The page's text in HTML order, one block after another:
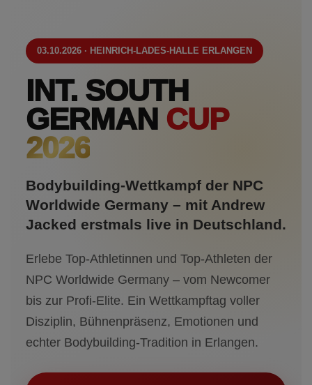
03.10.2026 · HEINRICH-LADES-HALLE ERLANGEN
INT. SOUTH
GERMAN CUP
2026
Bodybuilding-Wettkampf der NPC
Worldwide Germany – mit Andrew
Jacked erstmals live in Deutschland.
Erlebe Top-Athletinnen und Top-Athleten der
NPC Worldwide Germany – vom Newcomer
bis zur Profi-Elite. Ein Wettkampftag voller
Disziplin, Bühnenpräsenz, Emotionen und
echter Bodybuilding-Tradition in Erlangen.